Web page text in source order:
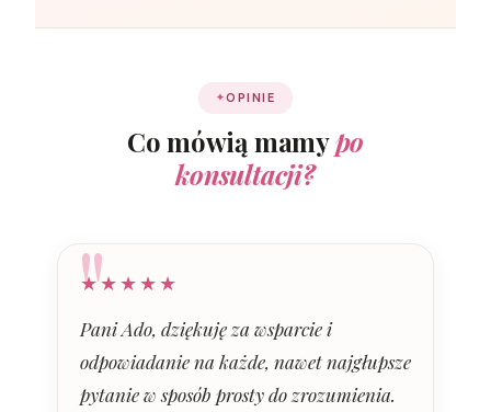
OPINIE
Co mówią mamypo
konsultacji?
"
★★★★★
Pani Ado, dziękuję za wsparcie i
odpowiadanie na każde, nawet najgłupsze
pytanie w sposób prosty do zrozumienia.